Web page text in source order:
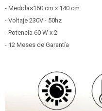
- Medidas160 cm x 140 cm
- Voltaje 230V - 50hz
- Potencia 60 W x 2
- 12 Meses de Garantía